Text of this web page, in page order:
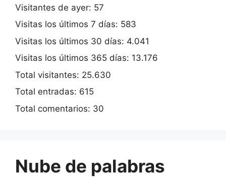
Visitantes de ayer: 57
Visitas los últimos 7 días: 583
Visitas los últimos 30 días: 4.041
Visitas los últimos 365 días: 13.176
Total visitantes: 25.630
Total entradas: 615
Total comentarios: 30
Nube de palabras